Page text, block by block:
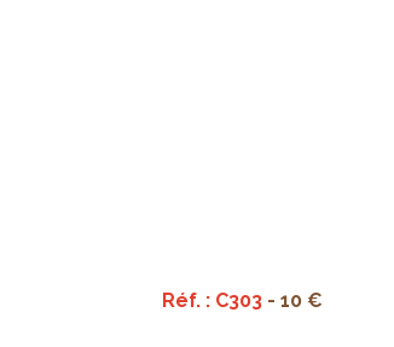
Réf. : C303 - 10 €